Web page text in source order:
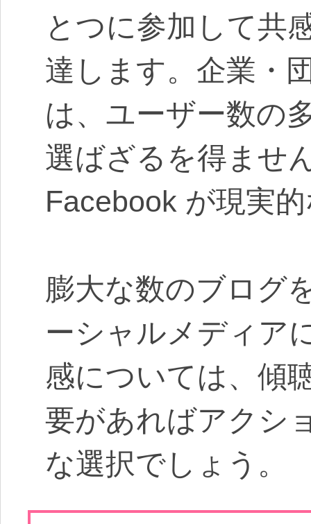
とつに参加して共
達します。企業・
は、ユーザー数の
選ばざるを得ませ
Facebook が現実
膨大な数のブログ
ーシャルメディア
感については、傾
要があればアクシ
な選択でしょう。